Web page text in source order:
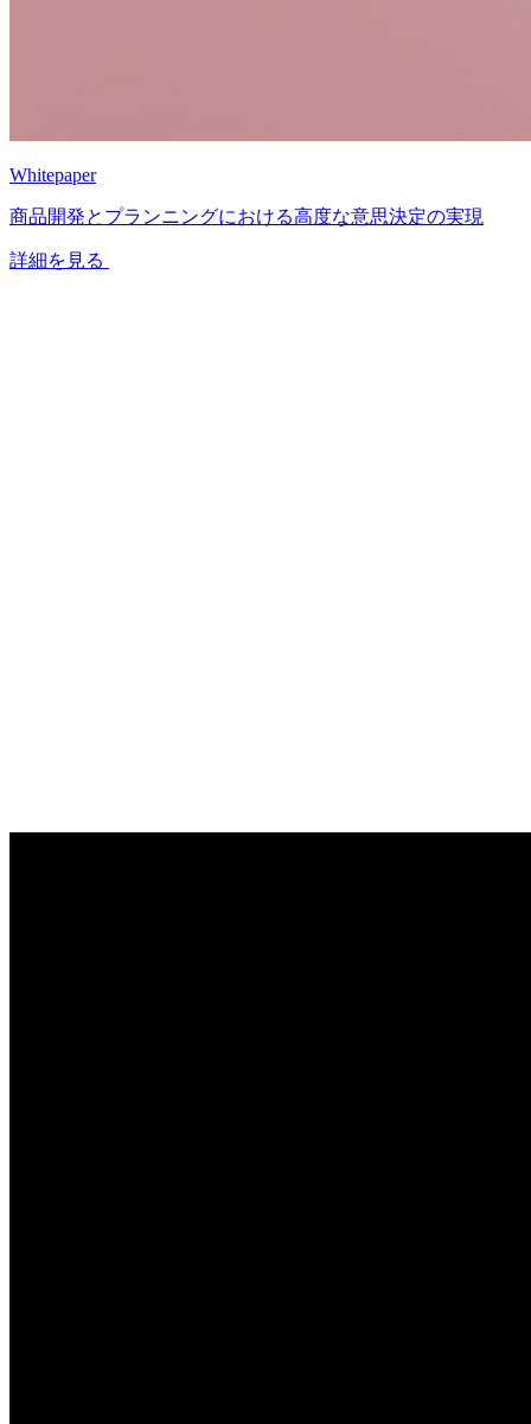
Whitepaper
商品開発とプランニングにおける高度な意思決定の実現
詳細を見る